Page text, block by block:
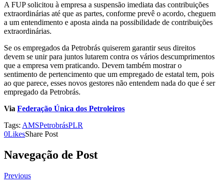
A FUP solicitou à empresa a suspensão imediata das contribuições
extraordinárias até que as partes, conforme prevê o acordo, cheguem
a um entendimento e aposta ainda na possibilidade de contribuições
extraordinárias.
Se os empregados da Petrobrás quiserem garantir seus direitos
devem se unir para juntos lutarem contra os vários descumprimentos
que a empresa vem praticando. Devem também mostrar o
sentimento de pertencimento que um empregado de estatal tem, pois
ao que parece, esses novos gestores não entendem nada do que é ser
empregado da Petrobrás.
Via Federação Única dos Petroleiros
Tags: AMSPetrobrásPLR
0LikesShare Post
Navegação de Post
Previous